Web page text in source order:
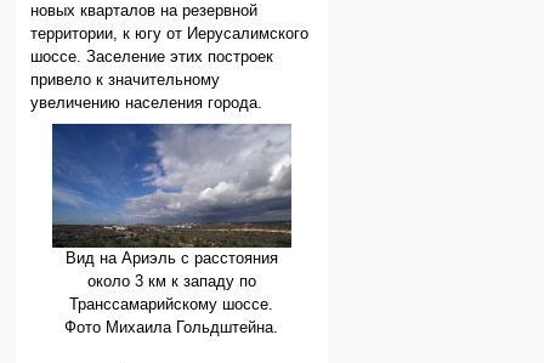
новых кварталов на резервной
территории, к югу от Иерусалимского
шоссе. Заселение этих построек
привело к значительному
увеличению населения города.
Вид на Ариэль с расстояния
около 3 км к западу по
Транссамарийскому шоссе.
Фото Михаила Гольдштейна.